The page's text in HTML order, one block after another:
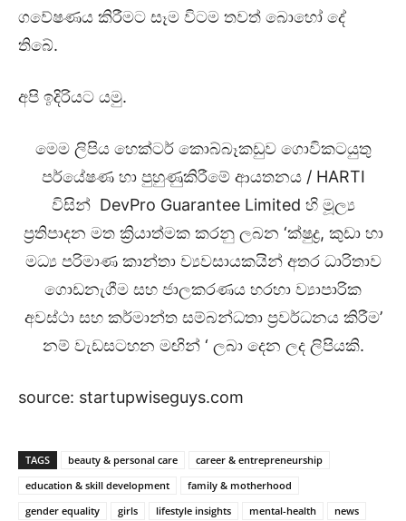
ගවේෂණය කිරීමට සෑම විටම තවත් බොහෝ දේ
තිබේ.
අපි ඉදිරියට යමු.
මෙම ලිපිය හෙක්ටර් කොබ්බෑකඩුව ගොවිකටයුතු
පර්යේෂණ හා පුහුණුකිරීමේ ආයතනය / HARTI
විසින් DevPro Guarantee Limited හි මූල්‍ය
ප්‍රතිපාදන මත ක්‍රියාත්මක කරනු ලබන ‘ක්ෂුද්‍ර, කුඩා හා
මධ්‍ය පරිමාණ කාන්තා ව්‍යවසායකයින් අතර ධාරිතාව
ගොඩනැගීම සහ ජාලකරණය හරහා ව්‍යාපාරික
අවස්ථා සහ කර්මාන්ත සම්බන්ධතා ප්‍රවර්ධනය කිරීම’
නම් වැඩසටහන මඟින් ‘ ලබා දෙන ලද ලිපියකි.
source: startupwiseguys.com
TAGS beauty & personal care
career & entrepreneurship
education & skill development
family & motherhood
gender equality
girls lifestyle insights mental-health
news